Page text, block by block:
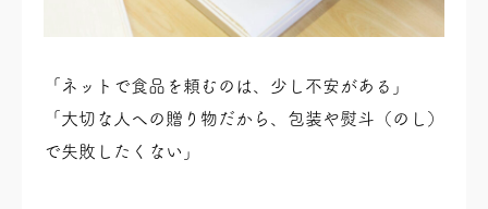
「ネットで食品を頼むのは、少し不安がある」
「大切な人への贈り物だから、包装や熨斗（のし）
で失敗したくない」